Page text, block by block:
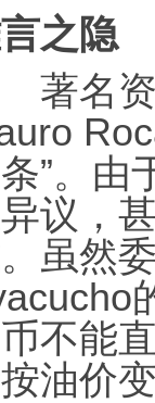
之隐
名资
”。由
议，
虽然
不能
油价